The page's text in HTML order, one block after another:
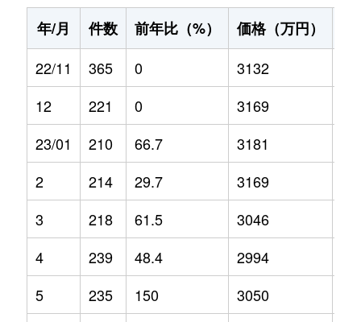
年/月
件数 前年比（%） 価格（万円）
22/11
365 0 3132
12
221 0 3169
23/01
210 66.7 3181
2
214 29.7 3169
3
218 61.5 3046
4
239 48.4 2994
5
235 150 3050